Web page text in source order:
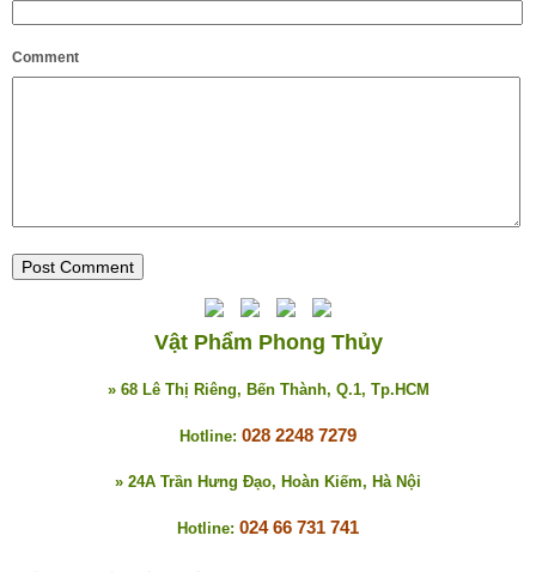
Comment
Vật Phẩm Phong Thủy
» 68 Lê Thị Riêng, Bến Thành, Q.1, Tp.HCM
Hotline: 028 2248 7279
» 24A Trần Hưng Đạo, Hoàn Kiếm, Hà Nội
Hotline: 024 66 731 741